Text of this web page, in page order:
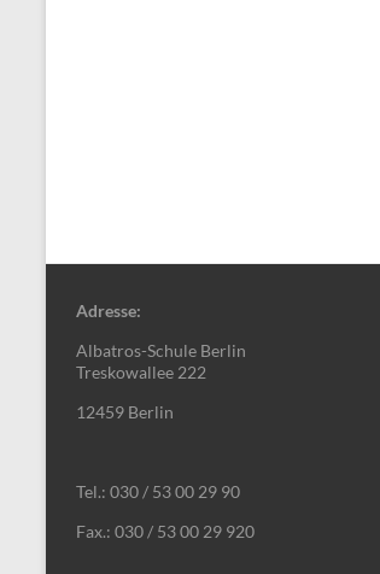
Adresse:
Albatros-Schule Berlin
Treskowallee 222
12459 Berlin
Tel.: 030 / 53 00 29 90
Fax.: 030 / 53 00 29 920